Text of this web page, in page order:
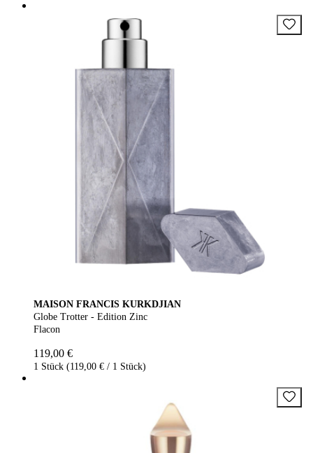
MAISON FRANCIS KURKDJIAN
Globe Trotter - Edition Zinc
Flacon
119,00 €
1 Stück (119,00 € / 1 Stück)